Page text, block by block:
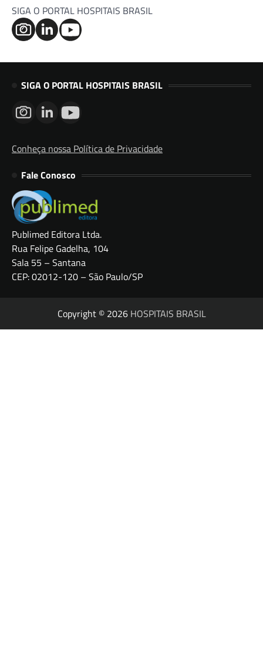
SIGA O PORTAL HOSPITAIS BRASIL
SIGA O PORTAL HOSPITAIS BRASIL
Conheça nossa Política de Privacidade
Fale Conosco
Publimed Editora Ltda.
Rua Felipe Gadelha, 104
Sala 55 – Santana
CEP: 02012-120 – São Paulo/SP
Copyright © 2026 HOSPITAIS BRASIL